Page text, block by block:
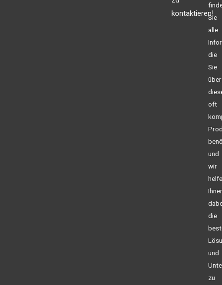
Sie
alle
die
Sie
über
oft
und
wir
die
und
zu
kontaktieren!